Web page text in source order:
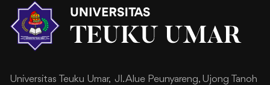
Universitas Teuku Umar, Jl. Alue Peunyareng, Ujong Tanoh